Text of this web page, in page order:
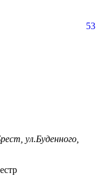
ул.Буденного,